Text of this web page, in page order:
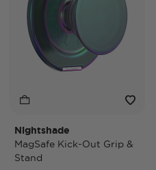
Nightshade
MagSafe Kick-Out Grip &
Stand